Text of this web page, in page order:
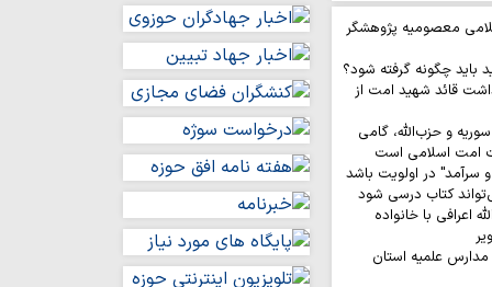
معصومیه پژوهشگر
باید چگونه گرفته شود؟
قائد شهید امت از
و حزب‌الله، گامی
امت اسلامی است
سرآمد" در اولویت باشد
کتاب درسی شود
اعرافی با خانواده
علمیه استان